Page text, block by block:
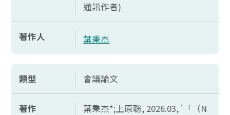
通訊作者)
著作人 葉秉杰
類型 會議論文
著作 葉秉杰*;上原聡, 2026.03, '「（N